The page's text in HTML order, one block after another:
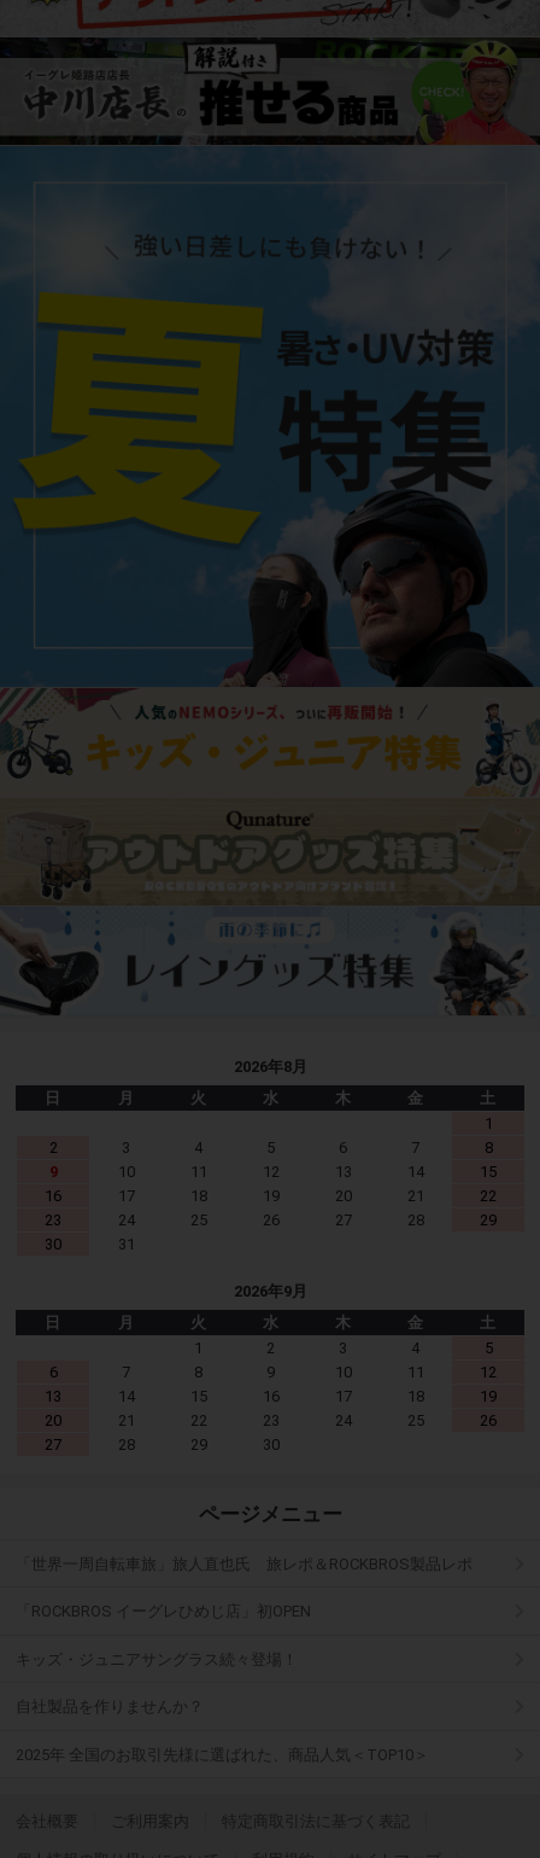
2026年8月
日
月 火 水 木 金
土
1
2
3 4 5 6 7
8
9
10 11 12 13 14
15
16
17 18 19 20 21
22
23
24 25 26 27 28
29
30
31
2026年9月
日
月 火 水 木 金
土
1
2 3 4
5
6
7 8 9 10 11
12
13
14 15 16 17 18
19
20
21 22 23 24 25
26
27
28 29 30
ページメニュー
「世界一周自転車旅」旅人直也氏 旅レポ＆ROCKBROS製品レポ
「ROCKBROS イーグレひめじ店」初OPEN
キッズ・ジュニアサングラス続々登場！
自社製品を作りませんか？
2025年 全国のお取引先様に選ばれた、商品人気＜TOP10＞
会社概要 ご利用案内 特定商取引法に基づく表記